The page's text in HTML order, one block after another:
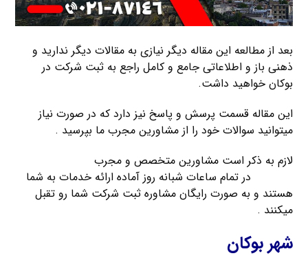
بعد از مطالعه این مقاله دیگر نیازی به مقالات دیگر ندارید و
ذهنی باز و اطلاعاتی جامع و کامل راجع به ثبت شرکت در
بوكان خواهید داشت.
این مقاله قسمت پرسش و پاسخ نیز دارد که در صورت نیاز
میتوانید سوالات خود را از مشاورین مجرب ما بپرسید .
لازم به ذکر است مشاورین متخصص و مجرب
در تمام ساعات شبانه روز آماده ارائه خدمات به شما
هستند و به صورت رایگان مشاوره ثبت شرکت شما رو تقبل
میکنند .
شهر بوكان